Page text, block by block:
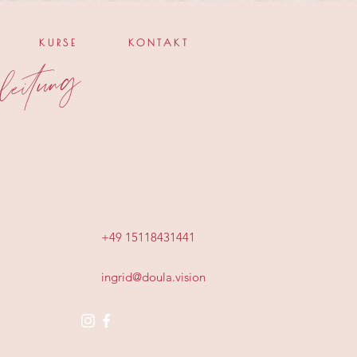
KURSE KONTAKT
+49 15118431441
ingrid@doula.vision